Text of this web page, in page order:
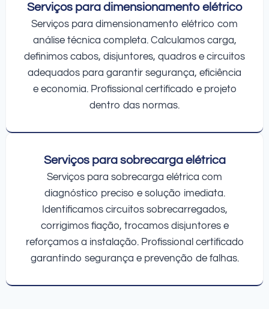
Serviços para dimensionamento elétrico
Serviços para dimensionamento elétrico com
análise técnica completa. Calculamos carga,
definimos cabos, disjuntores, quadros e circuitos
adequados para garantir segurança, eficiência
e economia. Profissional certificado e projeto
dentro das normas.
Serviços para sobrecarga elétrica
Serviços para sobrecarga elétrica com
diagnóstico preciso e solução imediata.
Identificamos circuitos sobrecarregados,
corrigimos fiação, trocamos disjuntores e
reforçamos a instalação. Profissional certificado
garantindo segurança e prevenção de falhas.